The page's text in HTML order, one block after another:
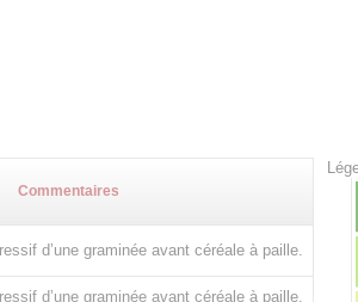
Commentaires
d’une graminée avant céréale à paille.
d’une graminée avant céréale à paille.